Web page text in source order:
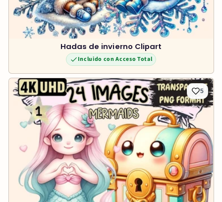
Hadas de invierno Clipart
Incluido con Acceso Total
5